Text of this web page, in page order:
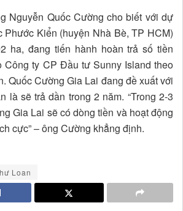
Nguyễn Quốc Cường cho biết với dự
Phước Kiển (huyện Nhà Bè, TP HCM)
ha, đang tiến hành hoàn trả số tiền
Công ty CP Đầu tư Sunny Island theo
Quốc Cường Gia Lai đang đề xuất với
là sẽ trả dần trong 2 năm. “Trong 2-3
Gia Lai sẽ có dòng tiền và hoạt động
cực” – ông Cường khẳng định.
Loan